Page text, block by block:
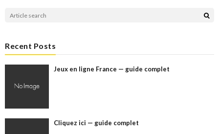
Recent Posts
Jeux en ligne France — guide complet
Cliquez ici — guide complet